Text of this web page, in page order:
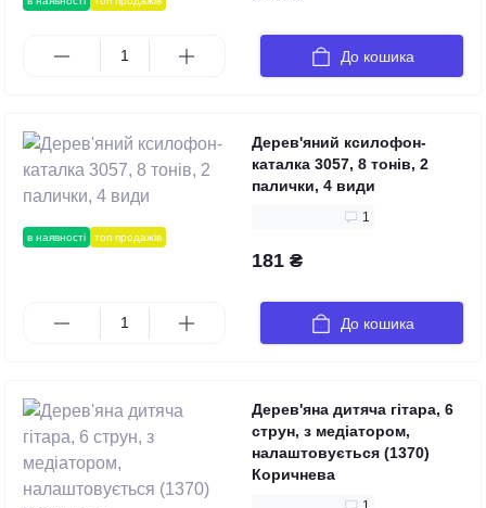
До кошика
в наявності топ продажів
Дерев'яний ксилофон-
каталка 3057, 8 тонів, 2
палички, 4 види
1
181 ₴
До кошика
Дерев'яна дитяча гітара, 6
струн, з медіатором,
налаштовується (1370)
Коричнева